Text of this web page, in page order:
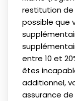
restitution de
possible que
entre 10 et
êtes
additionnel,
assurance